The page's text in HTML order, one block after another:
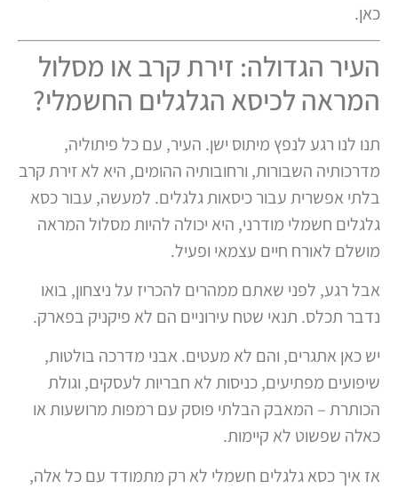
כאן.
העיר הגדולה: זירת קרב או מסלול
המראה לכיסא הגלגלים החשמלי?
תנו לנו רגע לנפץ מיתוס ישן. העיר, עם כל פיתוליה,
מדרכותיה השבורות, ורחובותיה ההומים, היא לא זירת קרב
בלתי אפשרית עבור כיסאות גלגלים. למעשה, עבור כסא
גלגלים חשמלי מודרני, היא יכולה להיות מסלול המראה
מושלם לאורח חיים עצמאי ופעיל.
אבל רגע, לפני שאתם ממהרים להכריז על ניצחון, בואו
נדבר תכלס. תנאי שטח עירוניים הם לא פיקניק בפארק.
יש כאן אתגרים, והם לא מעטים. אבני מדרכה בולטות,
שיפועים מפתיעים, כניסות לא חבריות לעסקים, וגולת
הכותרת – המאבק הבלתי פוסק עם רמפות מרושעות או
כאלה שפשוט לא קיימות.
אז איך כסא גלגלים חשמלי לא רק מתמודד עם כל אלה,